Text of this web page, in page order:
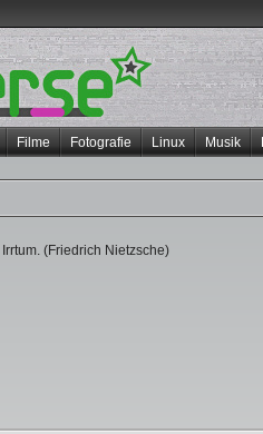
Filme Fotografie Linux Musik
(Friedrich Nietzsche)